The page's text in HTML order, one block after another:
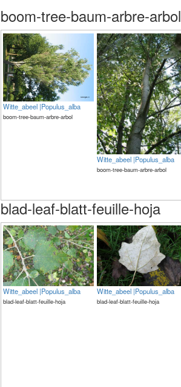
boom-tree-baum-arbre-arbol
Witte_abeel |Populus_alba
boom-tree-baum-arbre-arbol
Witte_abeel |Populus_alba
boom-tree-baum-arbre-arbol
blad-leaf-blatt-feuille-hoja
Witte_abeel |Populus_alba
blad-leaf-blatt-feuille-hoja
Witte_abeel |Populus_alba
blad-leaf-blatt-feuille-hoja